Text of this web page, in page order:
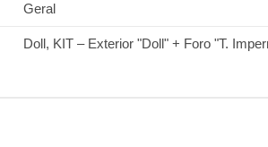
Geral
Doll, KIT – Exterior "Doll" + Foro "T.